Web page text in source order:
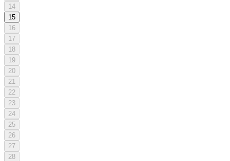
14
15
16
17
18
19
20
21
22
23
24
25
26
27
28